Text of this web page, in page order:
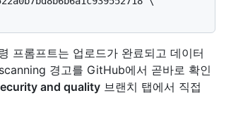
프롬프트는 업로드가 완료되고 데이터
경고를 GitHub에서 곧바로 확인
and quality 브랜치 탭에서 직접